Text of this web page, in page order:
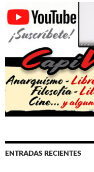
ENTRADAS RECIENTES